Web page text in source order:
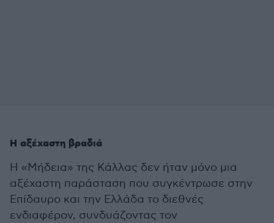
Η αξέχαστη βραδιά
Η «Μήδεια» της Κάλλας δεν ήταν μόνο μια
αξέχαστη παράσταση που συγκέντρωσε στην
Επίδαυρο και την Ελλάδα το διεθνές
ενδιαφέρον, συνδυάζοντας τον